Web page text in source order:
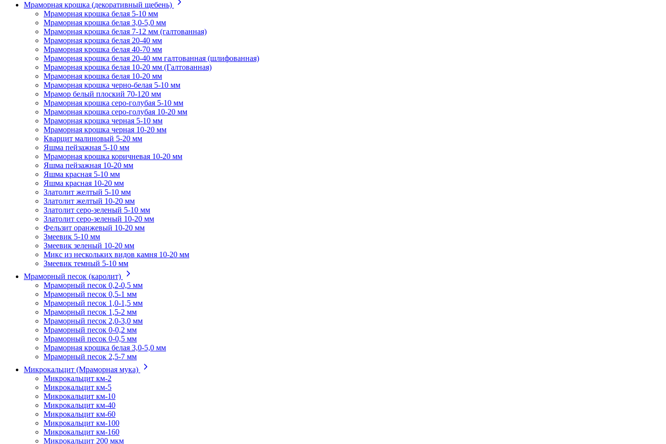
Мраморная крошка (декоративный щебень)
Мраморная крошка белая 5-10 мм
Мраморная крошка белая 3,0-5,0 мм
Мраморная крошка белая 7-12 мм (галтованная)
Мраморная крошка белая 20-40 мм
Мраморная крошка белая 40-70 мм
Мраморная крошка белая 20-40 мм галтованная (шлифованная)
Мраморная крошка белая 10-20 мм (Галтованная)
Мраморная крошка белая 10-20 мм
Мраморная крошка черно-белая 5-10 мм
Мрамор белый плоский 70-120 мм
Мраморная крошка серо-голубая 5-10 мм
Мраморная крошка серо-голубая 10-20 мм
Мраморная крошка черная 5-10 мм
Мраморная крошка черная 10-20 мм
Кварцит малиновый 5-20 мм
Яшма пейзажная 5-10 мм
Мраморная крошка коричневая 10-20 мм
Яшма пейзажная 10-20 мм
Яшма красная 5-10 мм
Яшма красная 10-20 мм
Златолит желтый 5-10 мм
Златолит желтый 10-20 мм
Златолит серо-зеленый 5-10 мм
Златолит серо-зеленый 10-20 мм
Фельзит оранжевый 10-20 мм
Змеевик 5-10 мм
Змеевик зеленый 10-20 мм
Микс из нескольких видов камня 10-20 мм
Змеевик темный 5-10 мм
Мраморный песок (каролит)
Мраморный песок 0,2-0,5 мм
Мраморный песок 0,5-1 мм
Мраморный песок 1,0-1,5 мм
Мраморный песок 1,5-2 мм
Мраморный песок 2,0-3,0 мм
Мраморный песок 0-0,2 мм
Мраморный песок 0-0,5 мм
Мраморная крошка белая 3,0-5,0 мм
Мраморный песок 2,5-7 мм
Микрокальцит (Мраморная мука)
Микрокальцит км-2
Микрокальцит км-5
Микрокальцит км-10
Микрокальцит км-40
Микрокальцит км-60
Микрокальцит км-100
Микрокальцит км-160
Микрокальцит 200 мкм